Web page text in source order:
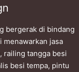
bergerak di bindang
menawarkan jasa
railing tangga besi
besi tempa, pintu